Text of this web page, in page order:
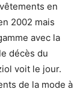
en
2002 mais
avec la
décès du
voit le jour.
de la mode à